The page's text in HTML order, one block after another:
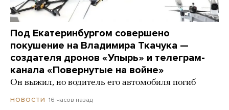
Под Екатеринбургом совершено
покушение на Владимира Ткачука —
создателя дронов «Упырь» и телеграм-
канала «Повернутые на войне»
Он выжил, но водитель его автомобиля погиб
НОВОСТИ 16 часов назад